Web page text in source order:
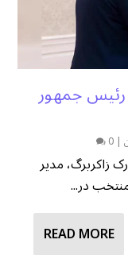
رئیس جمهور
|
0
زاکربرگ، مدیر
در...
READ MORE